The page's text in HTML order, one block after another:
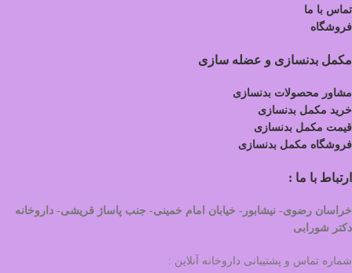
تماس با ما
فروشگاه
مکمل بدنسازی و عضله سازی
مشاور محصولات بدنسازی
خرید مکمل بدنسازی
قیمت مکمل بدنسازی
فروشگاه مکمل بدنسازی
ارتباط با ما :
خراسان رضوی- نیشابور- خیابان امام خمینی- جنب پاساژ قریشی- داروخانه
دکتر شورابی
شماره تماس و پشتیبانی داروخانه آنلاین :